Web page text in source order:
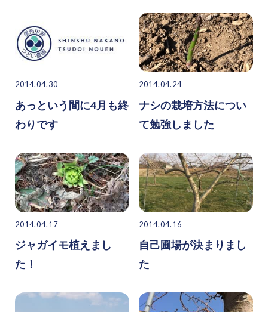
2014.04.30
あっという間に4月も終
わりです
2014.04.24
ナシの栽培方法につい
て勉強しました
2014.04.17
ジャガイモ植えまし
た！
2014.04.16
自己圃場が決まりまし
た